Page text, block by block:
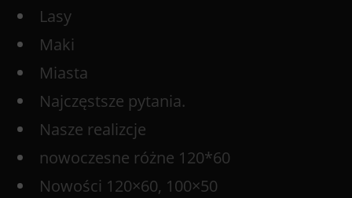
Lasy
Maki
Miasta
Najczęstsze pytania.
Nasze realizcje
nowoczesne różne 120*60
Nowości 120×60, 100×50